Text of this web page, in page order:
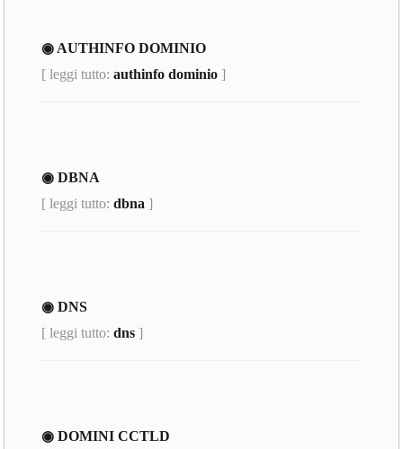
◉ AUTHINFO DOMINIO
[ leggi tutto:authinfo dominio ]
◉ DBNA
[ leggi tutto:dbna ]
◉ DNS
[ leggi tutto:dns ]
◉ DOMINI CCTLD